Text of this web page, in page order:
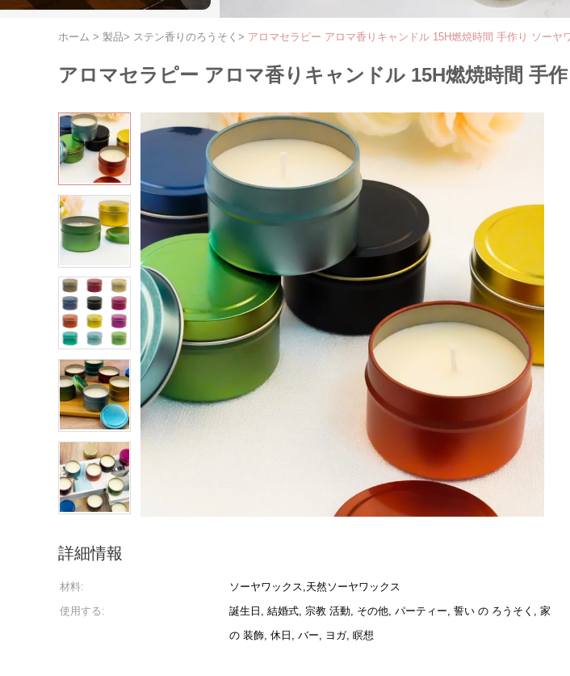
ホーム > 製品> ステン香りのろうそく > アロマセラピー アロマ香りキャンドル 15H燃焼時間 手作り ソーヤ
アロマセラピー アロマ香りキャンドル 15H燃焼時間 手
詳細情報
材料: ソーヤワックス,天然ソーヤワックス
使用する:
誕生日, 結婚式, 宗教 活動, その他, パーティー, 誓い の ろうそく, 家
の 装飾, 休日, バー, ヨガ, 瞑想